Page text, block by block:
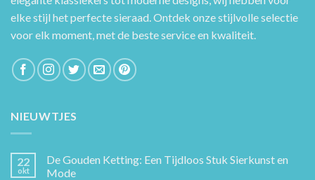
elke stijl het perfecte sieraad. Ontdek onze stijlvolle selectie
voor elk moment, met de beste service en kwaliteit.
NIEUWTJES
22
okt
De Gouden Ketting: Een Tijdloos Stuk Sierkunst en
Mode